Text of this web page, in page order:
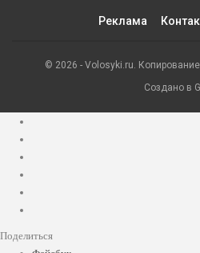
Реклама
© 2026 - Volosyki.ru.
Создано в
Поделиться